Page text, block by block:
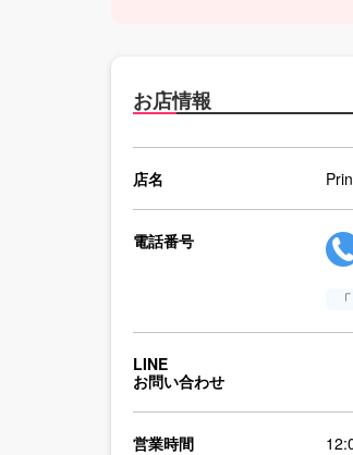
お店情報
店名
電話番号
LINE
お問い合わせ
営業時間